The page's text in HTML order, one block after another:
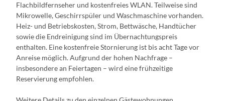
Flachbildfernseher und kostenfreies WLAN. Teilweise sind
Mikrowelle, Geschirrspüler und Waschmaschine vorhanden.
Heiz- und Betriebskosten, Strom, Bettwäsche, Handtücher
sowie die Endreinigung sind im Übernachtungspreis
enthalten. Eine kostenfreie Stornierung ist bis acht Tage vor
Anreise möglich. Aufgrund der hohen Nachfrage –
insbesondere an Feiertagen – wird eine frühzeitige
Reservierung empfohlen.